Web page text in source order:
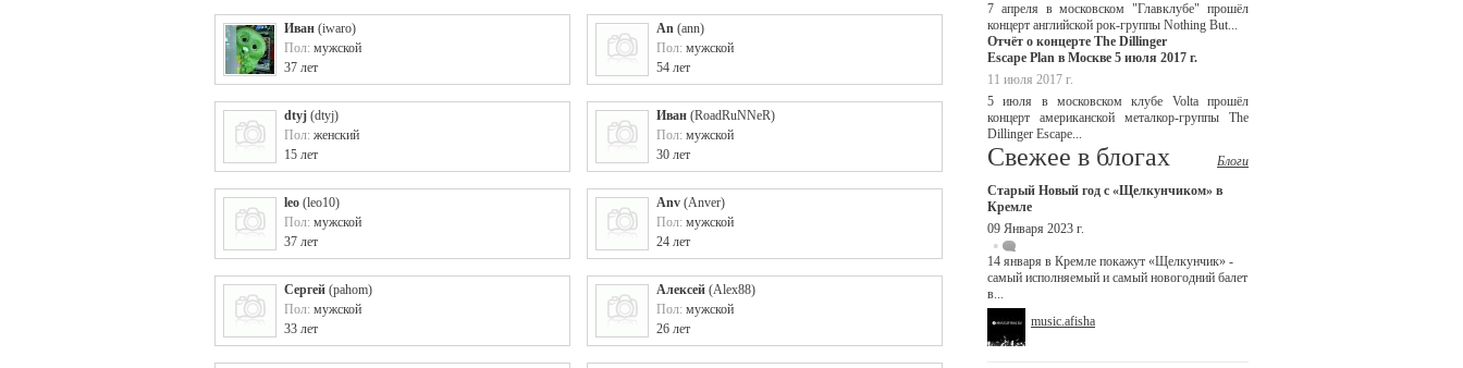
Иван (iwaro)
Пол: мужской
37 лет
An (ann)
Пол: мужской
54 лет
dtyj (dtyj)
Пол: женский
15 лет
Иван (RoadRuNNeR)
Пол: мужской
30 лет
leo (leo10)
Пол: мужской
37 лет
Anv (Anver)
Пол: мужской
24 лет
Сергей (pahom)
Пол: мужской
33 лет
Алексей (Alex88)
Пол: мужской
26 лет
7 апреля в московском "Главклубе" прошёл
концерт английской рок-группы Nothing But...
Отчёт о концерте The Dillinger
Escape Plan в Москве 5 июля 2017 г.
11 июля 2017 г.
5 июля в московском клубе Volta прошёл
концерт американской металкор-группы The
Dillinger Escape...
Свежее в блогах
Блоги
Старый Новый год с «Щелкунчиком» в
Кремле
09 Января 2023 г.
14 января в Кремле покажут «Щелкунчик» -
самый исполняемый и самый новогодний балет
в...
music.afisha